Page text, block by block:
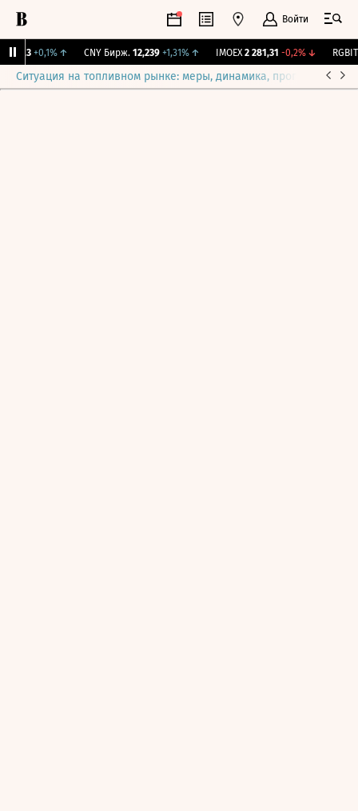
Войти
+0,1%↑ CNY Бирж. 12,239 +1,31%↑ IMOEX 2 281,31 -0,2%↓ RGBITR
Ситуация на топливном рынке: меры, динамика, прогнозы